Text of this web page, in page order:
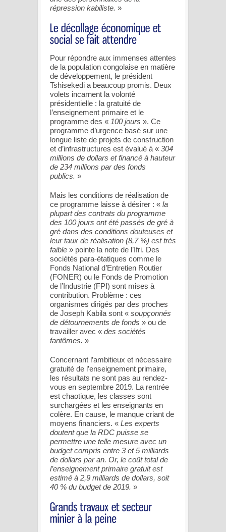
répression kabiliste. »
Pour répondre aux immenses attentes
de la population congolaise en matière
de développement, le président
Tshisekedi a beaucoup promis. Deux
volets incarnent la volonté
présidentielle : la gratuité de
l’enseignement primaire et le
programme des « 100 jours ». Ce
programme d’urgence basé sur une
longue liste de projets de construction
et d’infrastructures est évalué à « 304
millions de dollars et financé à hauteur
de 234 millions par des fonds
publics. »
Mais les conditions de réalisation de
ce programme laisse à désirer : « la
plupart des contrats du programme
des 100 jours ont été passés de gré à
gré dans des conditions douteuses et
leur taux de réalisation (8,7 %) est très
faible » pointe la note de l’Ifri. Des
sociétés para-étatiques comme le
Fonds National d’Entretien Routier
(FONER) ou le Fonds de Promotion
de l’Industrie (FPI) sont mises à
contribution. Problème : ces
organismes dirigés par des proches
de Joseph Kabila sont « soupçonnés
de détournements de fonds » ou de
travailler avec « des sociétés
fantômes. »
Concernant l’ambitieux et nécessaire
gratuité de l’enseignement primaire,
les résultats ne sont pas au rendez-
vous en septembre 2019. La rentrée
est chaotique, les classes sont
surchargées et les enseignants en
colère. En cause, le manque criant de
moyens financiers. « Les experts
doutent que la RDC puisse se
permettre une telle mesure avec un
budget compris entre 3 et 5 milliards
de dollars par an. Or, le coût total de
l’enseignement primaire gratuit est
estimé à 2,9 milliards de dollars, soit
40 % du budget de 2019. »